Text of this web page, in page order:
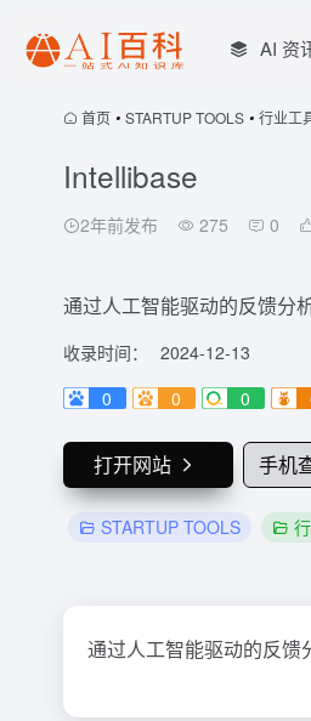
AI 资
首页 • STARTUP TOOLS • 行业工
Intellibase
2年前发布 275 0
通过人工智能驱动的反馈分
收录时间：
2024-12-13
0
0 0
打开网站 手机
STARTUP TOOLS
通过人工智能驱动的反馈